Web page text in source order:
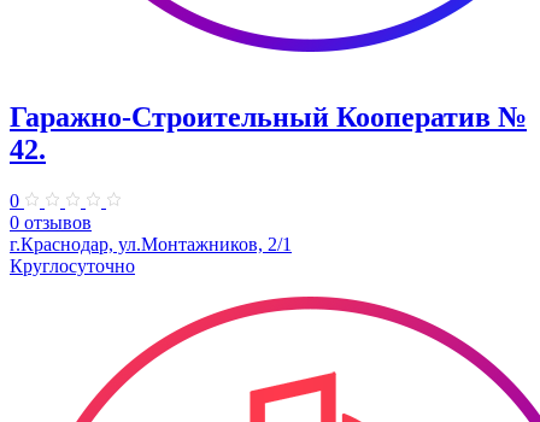
Гаражно-Строительный Кооператив №
42.
0
0 отзывов
г.Краснодар, ул.Монтажников, 2/1
Круглосуточно